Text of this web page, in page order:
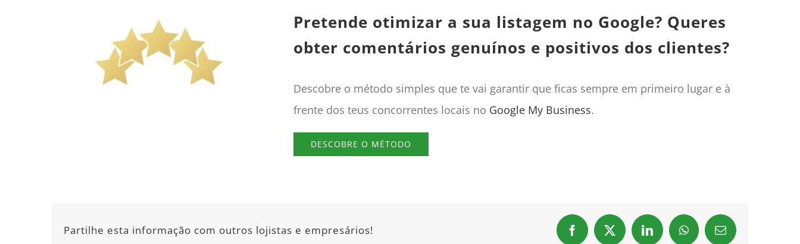
Pretende otimizar a sua listagem no Google? Queres
obter comentários genuínos e positivos dos clientes?
Descobre o método simples que te vai garantir que ficas sempre em primeiro lugar e à
frente dos teus concorrentes locais no Google My Business.
DESCOBRE O MÉTODO
Partilhe esta informação com outros lojistas e empresários! Facebook
X LinkedInWhatsAppEmail